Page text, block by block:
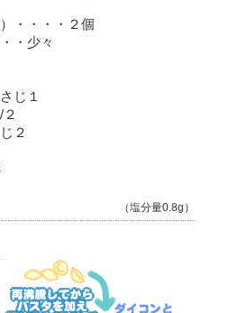
・・・・２個
・少々
じ１
２
（塩分量0.8g）